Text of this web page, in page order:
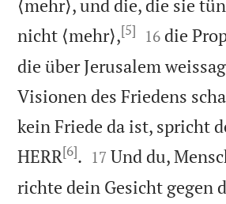
⟨mehr⟩, und die, die sie
nicht ⟨mehr⟩,[5] 

16 die
die über Jerusalem
Visionen des Friedens
kein Friede da ist, spricht
HERR[6]. 

17 Und du,
richte dein Gesicht gegen